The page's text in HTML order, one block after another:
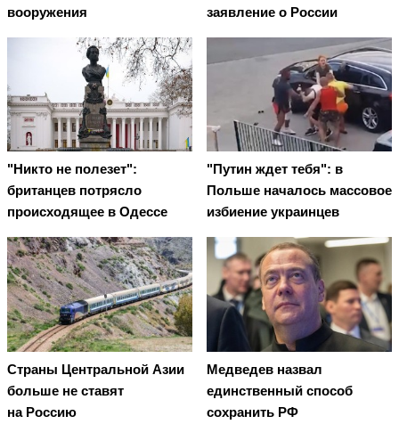
вооружения
заявление о России
"Никто не полезет":
британцев потрясло
происходящее в Одессе
"Путин ждет тебя": в
Польше началось массовое
избиение украинцев
Страны Центральной Азии
больше не ставят
на Россию
Медведев назвал
единственный способ
сохранить РФ